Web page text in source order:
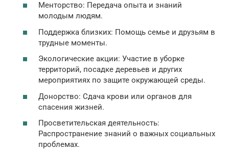
Менторство: Передача опыта и знаний
молодым людям.
Поддержка близких: Помощь семье и друзьям в
трудные моменты.
Экологические акции: Участие в уборке
территорий, посадке деревьев и других
мероприятиях по защите окружающей среды.
Донорство: Сдача крови или органов для
спасения жизней.
Просветительская деятельность:
Распространение знаний о важных социальных
проблемах.